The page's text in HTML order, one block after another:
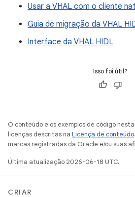
Usar a VHAL com o cliente
Guia de migração da VHAL
Interface da VHAL HIDL
Isso foi útil?
O conteúdo e os exemplos de código
licenças descritas na Licença de conteúdo
marcas registradas da Oracle e/ou suas
Última atualização 2026-06-18 UTC.
CRIAR